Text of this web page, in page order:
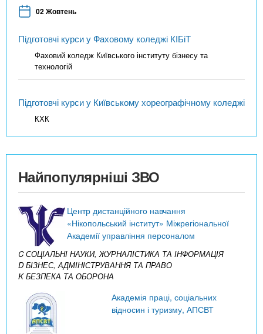
02 Жовтень
Підготовчі курси у Фаховому коледжі КІБіТ
Фаховий коледж Київського інституту бізнесу та
технологій
Підготовчі курси у Київському хореографічному коледжі
КХК
Найпопулярніші ЗВО
Центр дистанційного навчання
«Нікопольський інститут» Міжрегіональної
Академії управління персоналом
C СОЦІАЛЬНІ НАУКИ, ЖУРНАЛІСТИКА ТА ІНФОРМАЦІЯ
D БІЗНЕС, АДМІНІСТРУВАННЯ ТА ПРАВО
K БЕЗПЕКА ТА ОБОРОНА
Академія праці, соціальних
відносин і туризму, АПСВТ